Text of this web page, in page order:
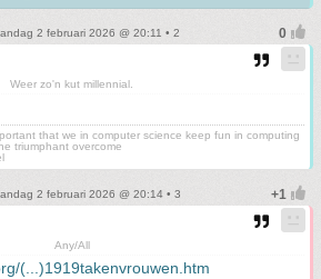
2 februari 2026 @ 20:11 • 2
Weer zo'n kut millennial.
that we in computer science keep fun in computing
triumphant overcome
2 februari 2026 @ 20:14 • 3
Any/All
(...)1919takenvrouwen.htm